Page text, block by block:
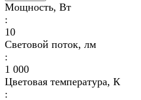
Мощность, Вт
:
10
Световой поток, лм
:
1 000
Цветовая температура, К
: